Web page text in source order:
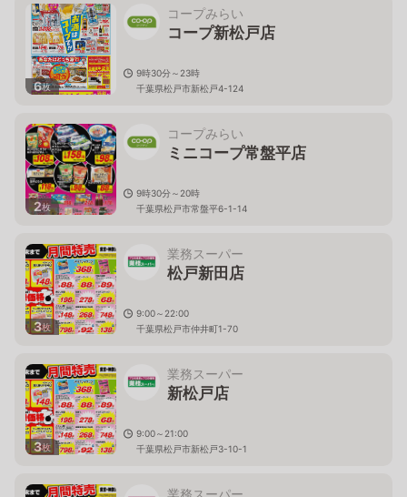
6枚
コープみらい
コープ新松戸店
9時30分～23時
千葉県松戸市新松戸4-124
2枚
コープみらい
ミニコープ常盤平店
9時30分～20時
千葉県松戸市常盤平6-1-14
3枚
業務スーパー
松戸新田店
9:00～22:00
千葉県松戸市仲井町1-70
3枚
業務スーパー
新松戸店
9:00～21:00
千葉県松戸市新松戸3-10-1
業務スーパー